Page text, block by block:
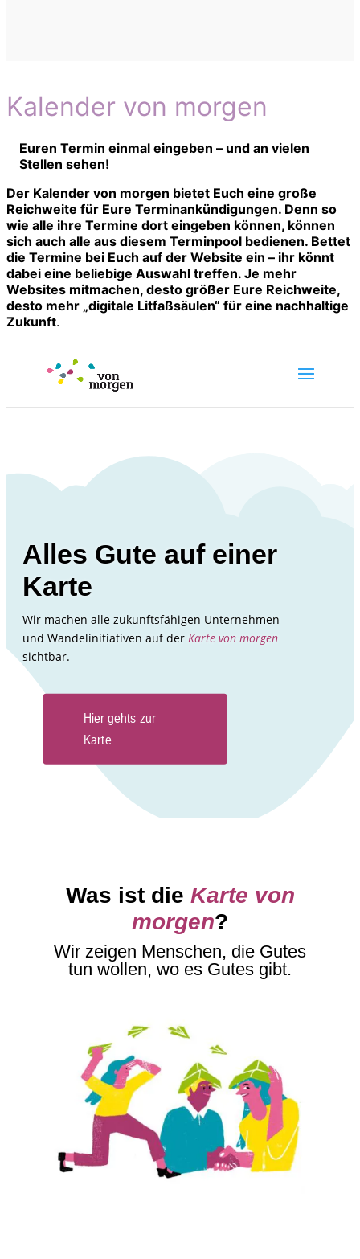
Kalender von morgen
Euren Termin einmal eingeben – und an vielen
Stellen sehen!
Der Kalender von morgen bietet Euch eine große
Reichweite für Eure Terminankündigungen. Denn so
wie alle ihre Termine dort eingeben können, können
sich auch alle aus diesem Terminpool bedienen. Bettet
die Termine bei Euch auf der Website ein – ihr könnt
dabei eine beliebige Auswahl treffen. Je mehr
Websites mitmachen, desto größer Eure Reichweite,
desto mehr „digitale Litfaßsäulen“ für eine nachhaltige
Zukunft.